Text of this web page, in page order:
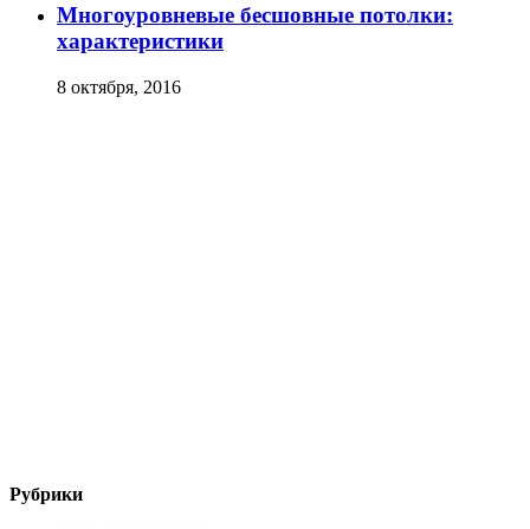
Многоуровневые бесшовные потолки:
характеристики
8 октября, 2016
Рубрики